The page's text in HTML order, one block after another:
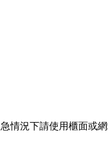
情況下請使用櫃面或